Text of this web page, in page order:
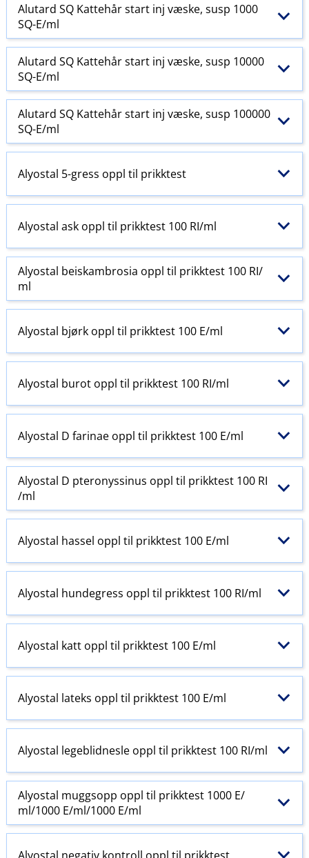
Alutard SQ Kattehår start inj væske, susp 1000
SQ-E​/​ml
Alutard SQ Kattehår start inj væske, susp 10000
SQ-E​/​ml
Alutard SQ Kattehår start inj væske, susp 100000
SQ-E​/​ml
Alyostal 5-gress oppl til prikktest
Alyostal ask oppl til prikktest 100 RI​/​ml
Alyostal beiskambrosia oppl til prikktest 100 RI​/​
ml
Alyostal bjørk oppl til prikktest 100 E​/​ml
Alyostal burot oppl til prikktest 100 RI​/​ml
Alyostal D farinae oppl til prikktest 100 E​/​ml
Alyostal D pteronyssinus oppl til prikktest 100 RI​
/​ml
Alyostal hassel oppl til prikktest 100 E​/​ml
Alyostal hundegress oppl til prikktest 100 RI​/​ml
Alyostal katt oppl til prikktest 100 E​/​ml
Alyostal lateks oppl til prikktest 100 E​/​ml
Alyostal legeblidnesle oppl til prikktest 100 RI​/​ml
Alyostal muggsopp oppl til prikktest 1000 E​/​
ml/1000 E​/​ml/1000 E​/​ml